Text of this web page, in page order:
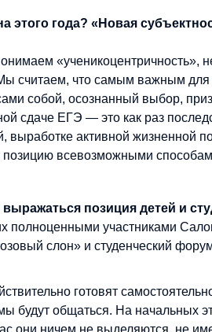
этого года? «Новая
«ученикоцентричность»,
считаем, что самым важным для
собой, осознанный выбор,
сдаче ЕГЭ — это как раз
выработке активной жизненной
позицию всевозможными
выражаться позиция детей и
полноценными участниками
слон» и студенческий
готовят
будут общаться. На
они ничем не выделяются, не